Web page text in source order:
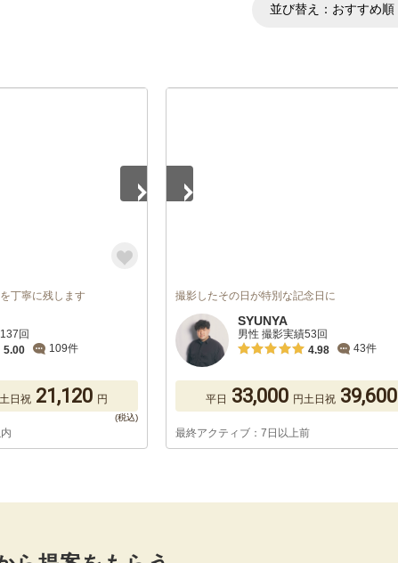
並び替え： おすすめ順
丁寧に残します
回
5.00
109件
土日祝 21,120 円
撮影したその日が特別な記念日に
SYUNYA
男性 撮影実績53回
4.98
43件
平日 33,000 円土日祝 39,600
最終アクティブ：7日以上前